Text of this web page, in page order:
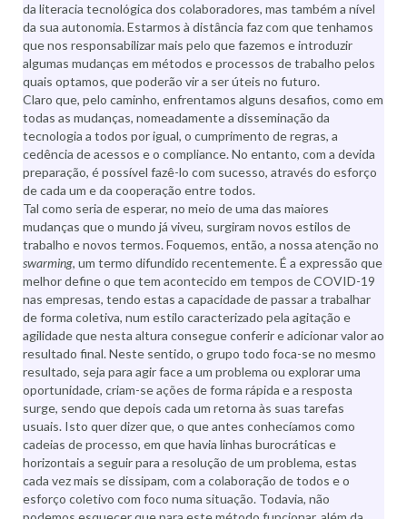
da literacia tecnológica dos colaboradores, mas também a nível
da sua autonomia. Estarmos à distância faz com que tenhamos
que nos responsabilizar mais pelo que fazemos e introduzir
algumas mudanças em métodos e processos de trabalho pelos
quais optamos, que poderão vir a ser úteis no futuro.
Claro que, pelo caminho, enfrentamos alguns desafios, como em
todas as mudanças, nomeadamente a disseminação da
tecnologia a todos por igual, o cumprimento de regras, a
cedência de acessos e o compliance. No entanto, com a devida
preparação, é possível fazê-lo com sucesso, através do esforço
de cada um e da cooperação entre todos.
Tal como seria de esperar, no meio de uma das maiores
mudanças que o mundo já viveu, surgiram novos estilos de
trabalho e novos termos. Foquemos, então, a nossa atenção no
swarming, um termo difundido recentemente. É a expressão que
melhor define o que tem acontecido em tempos de COVID-19
nas empresas, tendo estas a capacidade de passar a trabalhar
de forma coletiva, num estilo caracterizado pela agitação e
agilidade que nesta altura consegue conferir e adicionar valor ao
resultado final. Neste sentido, o grupo todo foca-se no mesmo
resultado, seja para agir face a um problema ou explorar uma
oportunidade, criam-se ações de forma rápida e a resposta
surge, sendo que depois cada um retorna às suas tarefas
usuais. Isto quer dizer que, o que antes conhecíamos como
cadeias de processo, em que havia linhas burocráticas e
horizontais a seguir para a resolução de um problema, estas
cada vez mais se dissipam, com a colaboração de todos e o
esforço coletivo com foco numa situação. Todavia, não